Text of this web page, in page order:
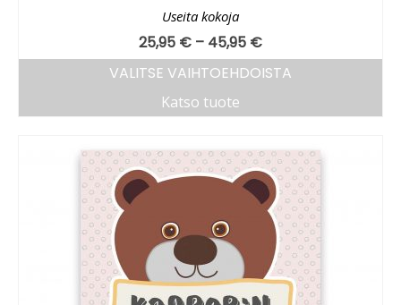
Useita kokoja
25,95 € – 45,95 €
VALITSE VAIHTOEHDOISTA
Katso tuote